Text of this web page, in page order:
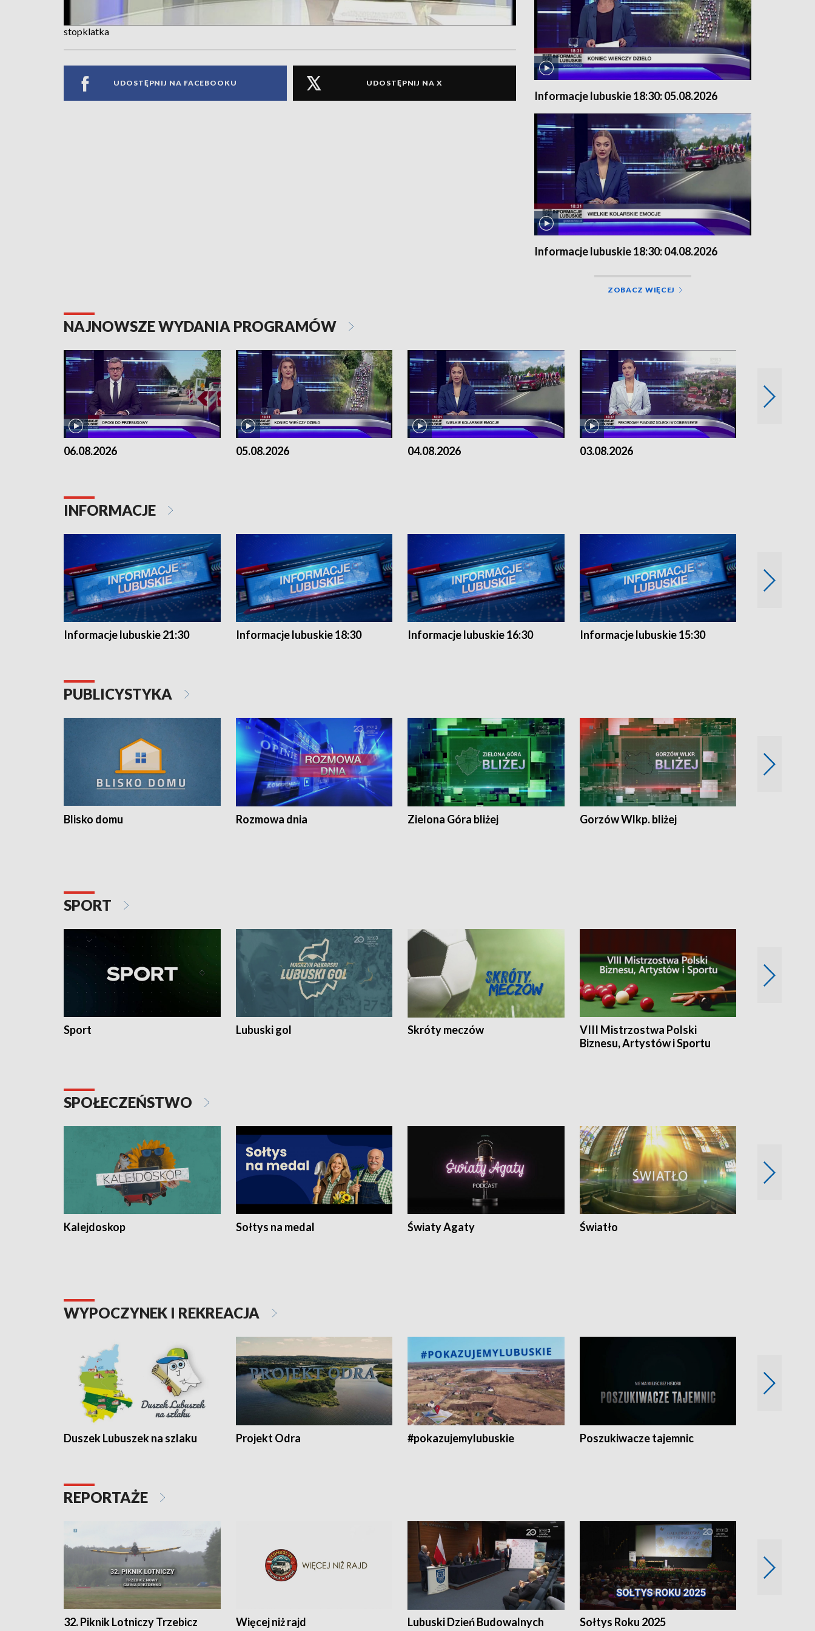
stopklatka
UDOSTĘPNIJ NA FACEBOOKU UDOSTĘPNIJ NA X
Informacje lubuskie 18:30: 05.08.2026
Informacje lubuskie 18:30: 04.08.2026
ZOBACZ WIĘCEJ
NAJNOWSZE WYDANIA PROGRAMÓW
06.08.2026 05.08.2026 04.08.2026 03.08.2026
INFORMACJE
Informacje lubuskie 21:30 Informacje lubuskie 18:30 Informacje lubuskie 16:30 Informacje lubuskie 15:30
PUBLICYSTYKA
Blisko domu Rozmowa dnia Zielona Góra bliżej Gorzów Wlkp. bliżej
SPORT
Sport Lubuski gol Skróty meczów
VIII Mistrzostwa Polski
Biznesu, Artystów i Sportu
SPOŁECZEŃSTWO
Kalejdoskop Sołtys na medal Światy Agaty Światło
WYPOCZYNEK I REKREACJA
Duszek Lubuszek na szlaku Projekt Odra #pokazujemylubuskie Poszukiwacze tajemnic
REPORTAŻE
32. Piknik Lotniczy Trzebicz
Więcej niż rajd Lubuski Dzień Budowalnych Sołtys Roku 2025